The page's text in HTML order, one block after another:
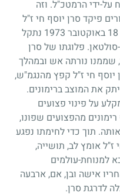
על-ידי הרמטכ"ל. וזה
פיקד סרן יוסף חי ז"ל
18 באוקטובר 1973 נתקל
פלוגתו של סרן
שממנו נורתה אש ובמהלך
יוסף חי ז"ל קפץ מהנגמ"ש,
את המוצב ברימונים.
על פינוי פצועים
מהפצועים שפונו,
תוך כדי לחימתו נפגע
ז"ל אומץ לב, תושייה,
למנוחת-עולמים
אישה ובן, אם, ארבעה
לדרגת סרן.